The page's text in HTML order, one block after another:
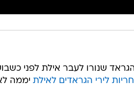
שנורו לעבר אילת לפני
לירי הגראדים לאילת יממה